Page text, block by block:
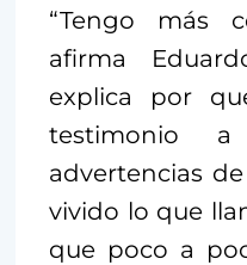
“Tengo más
afirma
explica por
testimonio
advertencias
vivido lo que
que poco a